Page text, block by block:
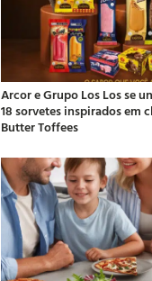
Arcor e Grupo Los Los se
18 sorvetes inspirados em
Butter Toffees